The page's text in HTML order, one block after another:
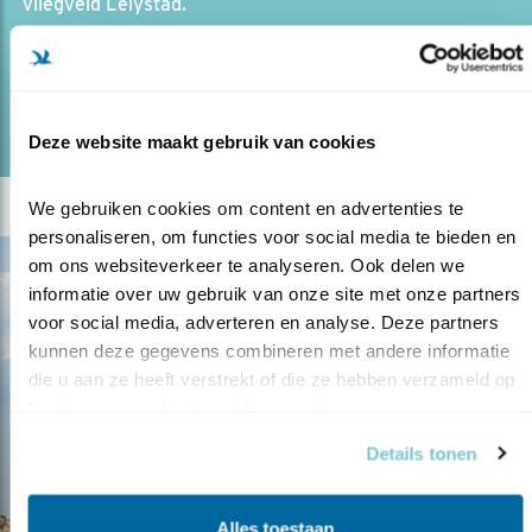
Deze website maakt gebruik van cookies
We gebruiken cookies om content en advertenties te
personaliseren, om functies voor social media te bieden en
om ons websiteverkeer te analyseren. Ook delen we
informatie over uw gebruik van onze site met onze partners
voor social media, adverteren en analyse. Deze partners
kunnen deze gegevens combineren met andere informatie
die u aan ze heeft verstrekt of die ze hebben verzameld op
Details tonen